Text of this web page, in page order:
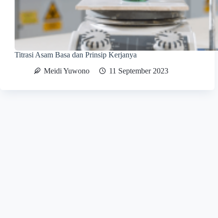
Titrasi Asam Basa dan Prinsip Kerjanya
Meidi Yuwono
11 September 2023